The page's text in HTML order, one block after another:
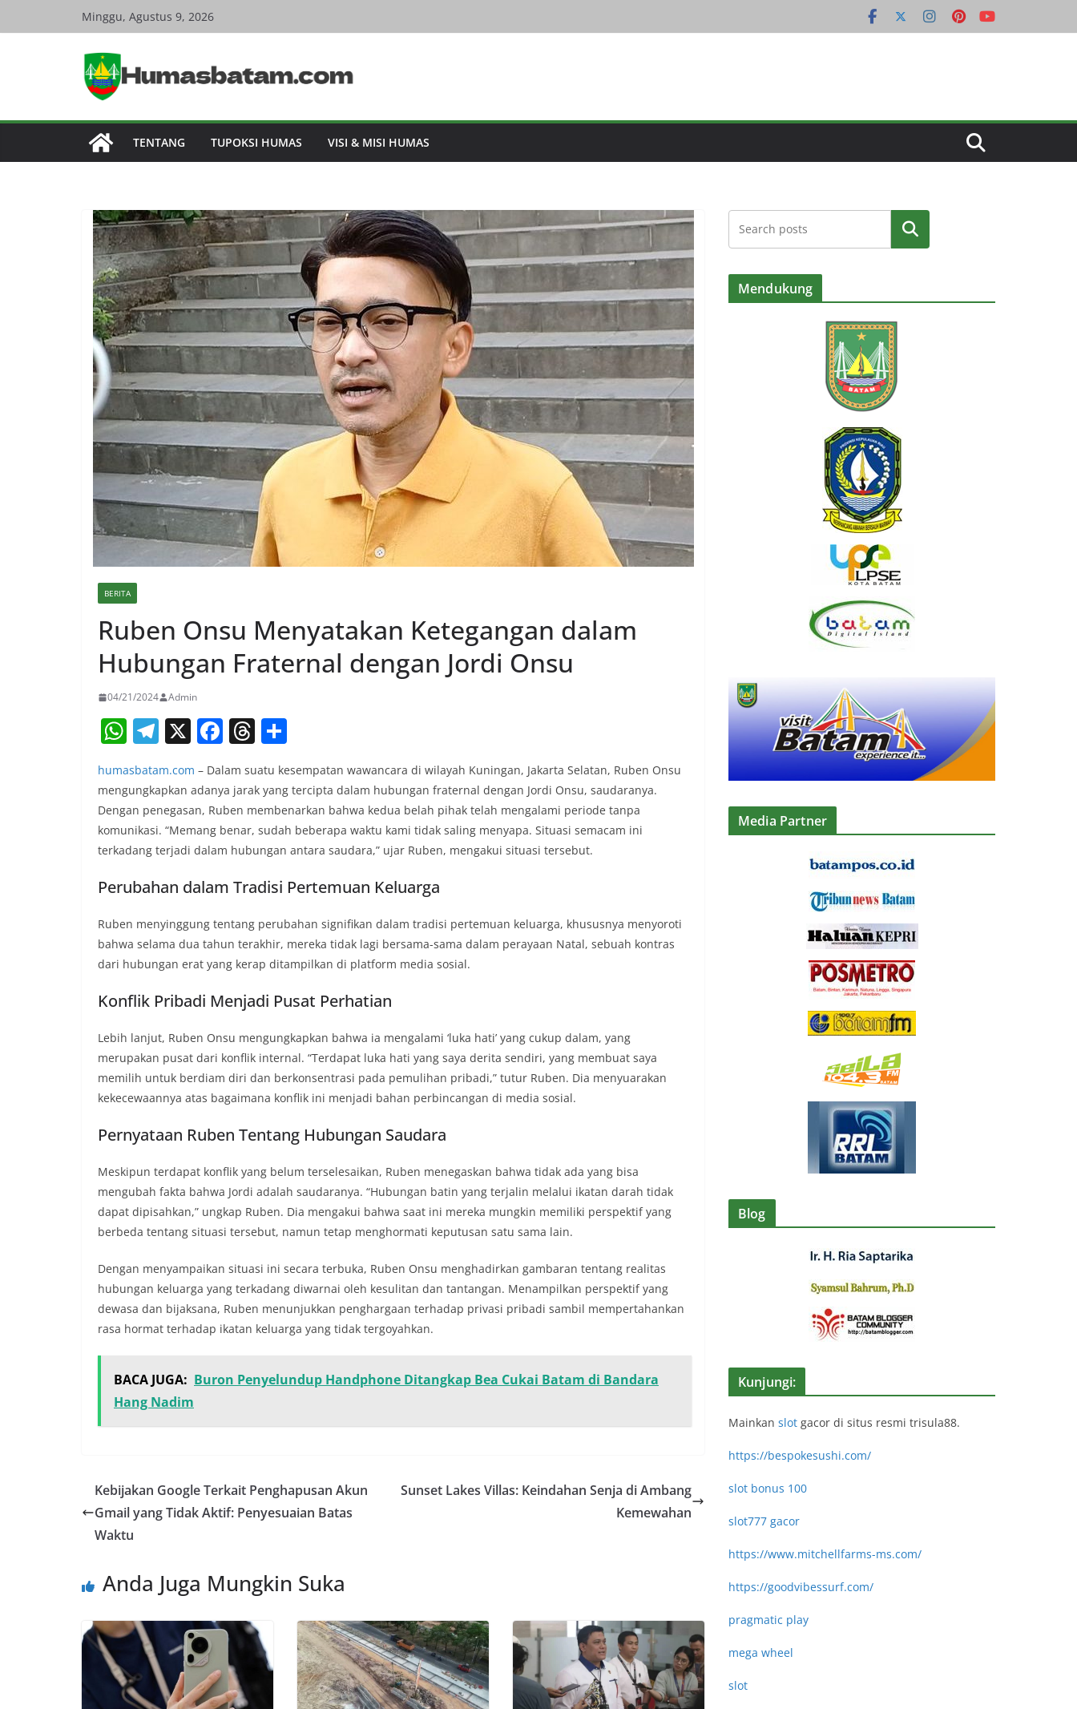
to
Minggu, Agustus 9, 2026
TENTANG TUPOKSI HUMAS VISI & MISI HUMAS
BERITA
Ruben Onsu Menyatakan Ketegangan dalam
Hubungan Fraternal dengan Jordi Onsu
04/21/2024 Admin
W
h
at
s
A
p
p
T
e
gr
a
m
X F
a
c
e
b
o
o
T
re
a
d
s
ar
e
humasbatam.com – Dalam suatu kesempatan wawancara di wilayah Kuningan, Jakarta Selatan, Ruben Onsu
mengungkapkan adanya jarak yang tercipta dalam hubungan fraternal dengan Jordi Onsu, saudaranya.
Dengan penegasan, Ruben membenarkan bahwa kedua belah pihak telah mengalami periode tanpa
komunikasi. “Memang benar, sudah beberapa waktu kami tidak saling menyapa. Situasi semacam ini
terkadang terjadi dalam hubungan antara saudara,” ujar Ruben, mengakui situasi tersebut.
Perubahan dalam Tradisi Pertemuan Keluarga
Ruben menyinggung tentang perubahan signifikan dalam tradisi pertemuan keluarga, khususnya menyoroti
bahwa selama dua tahun terakhir, mereka tidak lagi bersama-sama dalam perayaan Natal, sebuah kontras
dari hubungan erat yang kerap ditampilkan di platform media sosial.
Konflik Pribadi Menjadi Pusat Perhatian
Lebih lanjut, Ruben Onsu mengungkapkan bahwa ia mengalami ‘luka hati’ yang cukup dalam, yang
merupakan pusat dari konflik internal. “Terdapat luka hati yang saya derita sendiri, yang membuat saya
memilih untuk berdiam diri dan berkonsentrasi pada pemulihan pribadi,” tutur Ruben. Dia menyuarakan
kekecewaannya atas bagaimana konflik ini menjadi bahan perbincangan di media sosial.
Pernyataan Ruben Tentang Hubungan Saudara
Meskipun terdapat konflik yang belum terselesaikan, Ruben menegaskan bahwa tidak ada yang bisa
mengubah fakta bahwa Jordi adalah saudaranya. “Hubungan batin yang terjalin melalui ikatan darah tidak
dapat dipisahkan,” ungkap Ruben. Dia mengakui bahwa saat ini mereka mungkin memiliki perspektif yang
berbeda tentang situasi tersebut, namun tetap menghormati keputusan satu sama lain.
Dengan menyampaikan situasi ini secara terbuka, Ruben Onsu menghadirkan gambaran tentang realitas
hubungan keluarga yang terkadang diwarnai oleh kesulitan dan tantangan. Menampilkan perspektif yang
dewasa dan bijaksana, Ruben menunjukkan penghargaan terhadap privasi pribadi sambil mempertahankan
rasa hormat terhadap ikatan keluarga yang tidak tergoyahkan.
BACA JUGA: Buron Penyelundup Handphone Ditangkap Bea Cukai Batam di Bandara
Hang Nadim
Kebijakan Google Terkait Penghapusan Akun
Gmail yang Tidak Aktif: Penyesuaian Batas
Waktu
Sunset Lakes Villas: Keindahan Senja di Ambang
Kemewahan
Anda Juga Mungkin Suka
Cari
Mendukung
Media Partner
Blog
Kunjungi:
Mainkan slot gacor di situs resmi trisula88.
https://bespokesushi.com/
slot bonus 100
slot777 gacor
https://www.mitchellfarms-ms.com/
https://goodvibessurf.com/
pragmatic play
mega wheel
slot